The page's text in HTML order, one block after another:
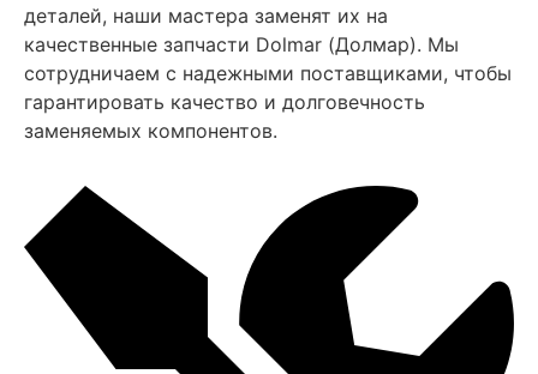
деталей, наши мастера заменят их на
качественные запчасти Dolmar (Долмар). Мы
сотрудничаем с надежными поставщиками, чтобы
гарантировать качество и долговечность
заменяемых компонентов.